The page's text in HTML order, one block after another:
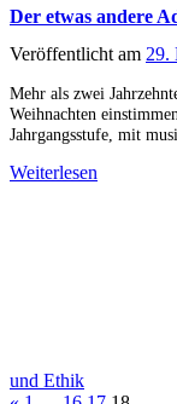
Der etwas andere
Veröffentlicht am 29.
Mehr als zwei
Weihnachten
Jahrgangsstufe, mit
Weiterlesen
und Ethik